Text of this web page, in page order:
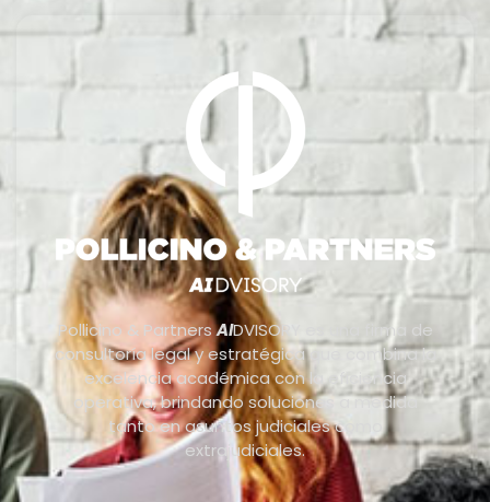
Pollicino & PartnersAIDVISORY es una firma de
consultoría legal y estratégica que combina la
excelencia académica con la eficiencia
operativa, brindando soluciones a medida
tanto en asuntos judiciales como
extrajudiciales.